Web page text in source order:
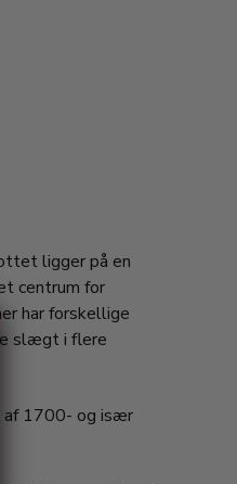
ligger på en
centrum for
har forskellige
slægt i flere
af 1700- og især